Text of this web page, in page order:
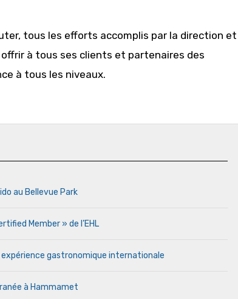
tous les efforts accomplis par la direction et
à tous ses clients et partenaires des
à tous les niveaux.
au Bellevue Park
Member » de l’EHL
expérience gastronomique internationale
à Hammamet